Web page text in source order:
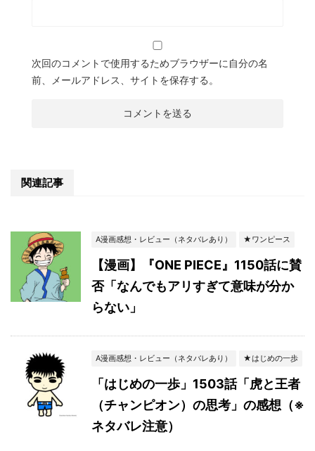
次回のコメントで使用するためブラウザーに自分の名
前、メールアドレス、サイトを保存する。
関連記事
A漫画感想・レビュー（ネタバレあり） ★ワンピース
【漫画】『ONE PIECE』1150話に賛
否「なんでもアリすぎて意味が分か
らない」
A漫画感想・レビュー（ネタバレあり） ★はじめの一歩
「はじめの一歩」1503話「虎と王者
（チャンピオン）の思考」の感想（※
ネタバレ注意）